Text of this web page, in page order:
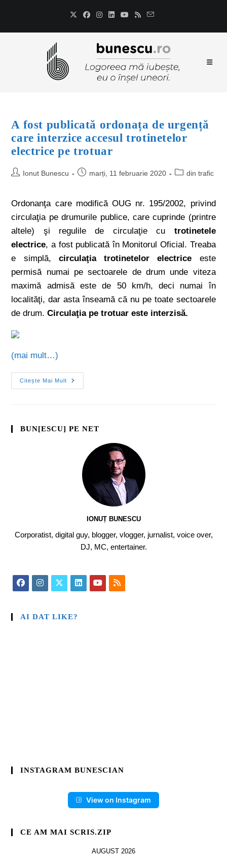
A fost publicată ordonața de urgență
care interzice accesul trotinetelor
electrice pe trotuar
Ionut Bunescu marți, 11 februarie 2020 din trafic
Ordonanţa care modifică OUG nr. 195/2002, privind
circulaţia pe drumurile publice, care cuprinde (printre
altele) şi regulile de circulaţie cu trotinetele
electrice, a fost publicată în Monitorul Oficial. Treaba
e simplă, circulaţia trotinetelor electrice este
permisă numai pe sectoarele de drum unde viteza
maximă admisă este de 50 km/h, deci numai în
localităţi, dar asta înseamă că nu pe toate sectoarele
de drum.Circulaţia pe trotuar este interzisă.
(mai mult…)
Citește Mai Mult
BUN[ESCU] PE NET
IONUȚ BUNESCU
Corporatist, digital guy, blogger, vlogger, jurnalist, voice over,
DJ, MC, entertainer.
AI DAT LIKE?
INSTAGRAM BUNESCIAN
View on Instagram
CE AM MAI SCRIS.ZIP
AUGUST 2026